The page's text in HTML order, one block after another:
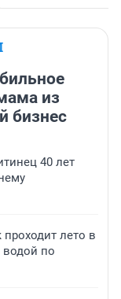
из
бизнес
40 лет
лето в
водой по